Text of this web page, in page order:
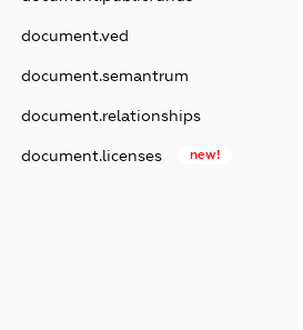
document.ved
document.semantrum
document.relationships
document.licenses new!